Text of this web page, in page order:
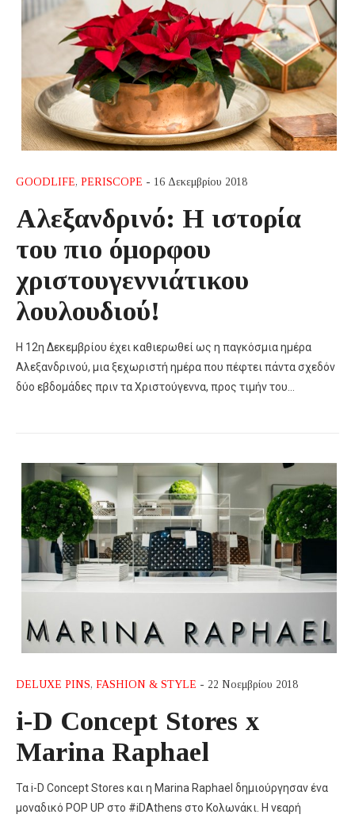
GOODLIFE, PERISCOPE - 16 Δεκεμβρίου 2018
Αλεξανδρινό: Η ιστορία
του πιο όμορφου
χριστουγεννιάτικου
λουλουδιού!
Η 12η Δεκεμβρίου έχει καθιερωθεί ως η παγκόσμια ημέρα
Αλεξανδρινού, μια ξεχωριστή ημέρα που πέφτει πάντα σχεδόν
δύο εβδομάδες πριν τα Χριστούγεννα, προς τιμήν του…
DELUXE PINS, FASHION & STYLE - 22 Νοεμβρίου 2018
i-D Concept Stores x
Marina Raphael
Τα i-D Concept Stores και η Marina Raphael δημιούργησαν ένα
μοναδικό POP UP στο #iDAthens στο Κολωνάκι. Η νεαρή